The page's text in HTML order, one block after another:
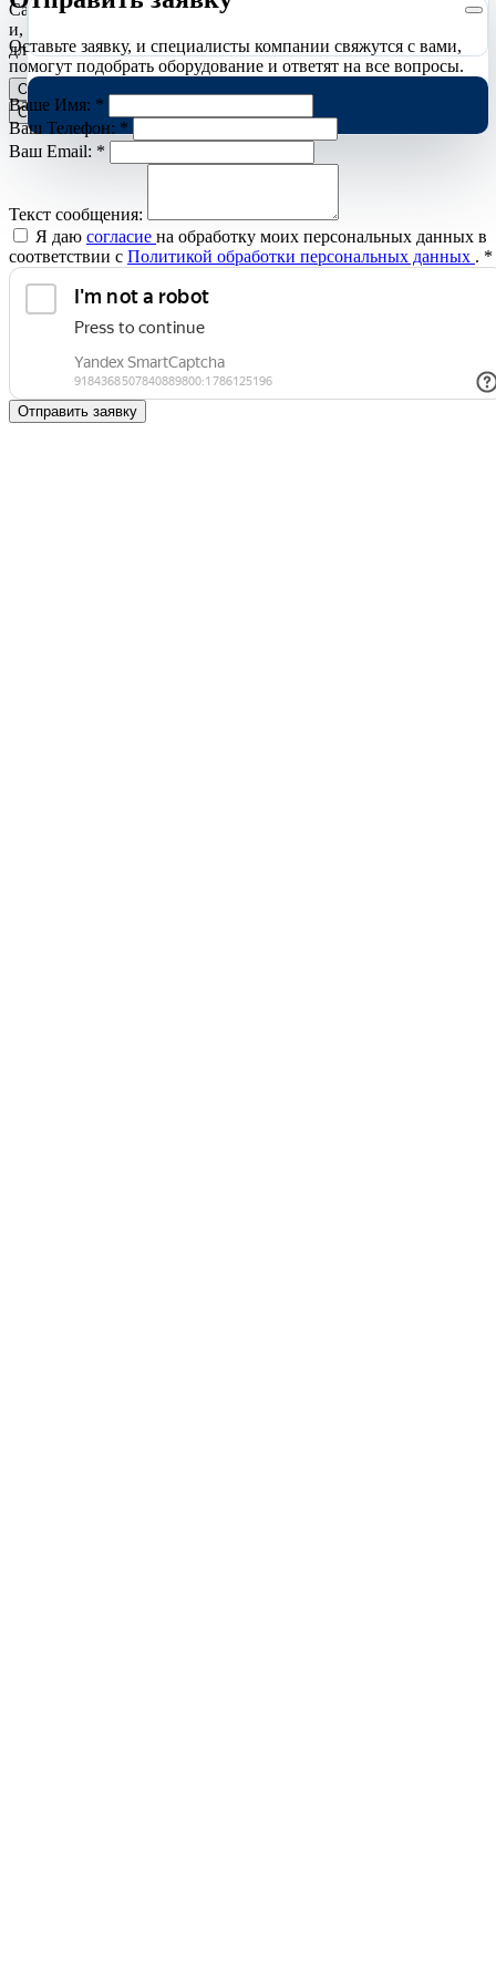
Оставьте заявку, и специалисты компании свяжутся с вами,
помогут подобрать оборудование и ответят на все вопросы.
Ваше Имя: *
Ваш Телефон: *
Ваш Email: *
Текст сообщения:
Я даю согласие на обработку моих персональных данных в
соответствии с Политикой обработки персональных данных . *
Отправить заявку
Сайт использует необходимые cookies для корректной работы
и, с вашего согласия, аналитические cookies Яндекс.Метрики
для улучшения сайта.Подробнее
Отклонить
Cookies